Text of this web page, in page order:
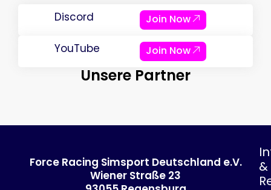
Discord Join Now
YouTube Join Now
Unsere Partner
Force Racing Simsport Deutschland e.V.
Wiener Straße 23
&